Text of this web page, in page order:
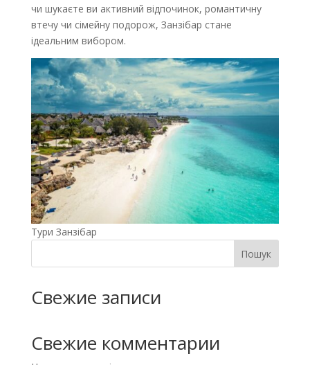
чи шукаєте ви активний відпочинок, романтичну
втечу чи сімейну подорож, Занзібар стане
ідеальним вибором.
Тури Занзібар
Пошук
Свежие записи
Свежие комментарии